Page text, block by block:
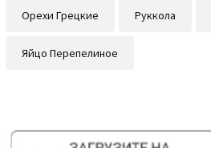
Орехи Грецкие Руккола
Яйцо Перепелиное